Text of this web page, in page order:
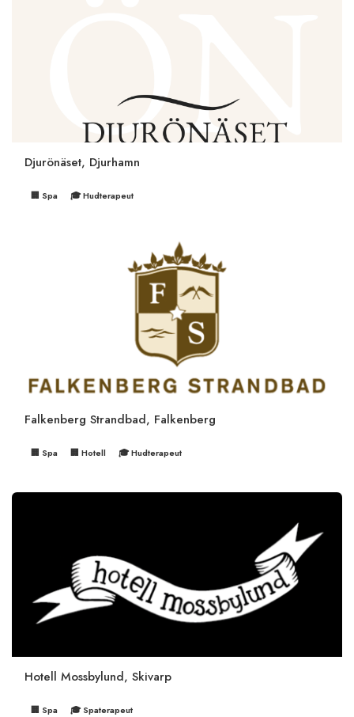
Djurönäset, Djurhamn
🏢 Spa 🎓 Hudterapeut
Falkenberg Strandbad, Falkenberg
🏢 Spa 🏢 Hotell 🎓 Hudterapeut
Hotell Mossbylund, Skivarp
🏢 Spa 🎓 Spaterapeut